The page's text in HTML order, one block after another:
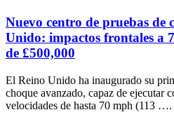
Nuevo centro de pruebas de
Unido: impactos frontales a
de £500,000
El Reino Unido ha inaugurado su
choque avanzado, capaz de ejecutar
velocidades de hasta 70 mph (113 ….